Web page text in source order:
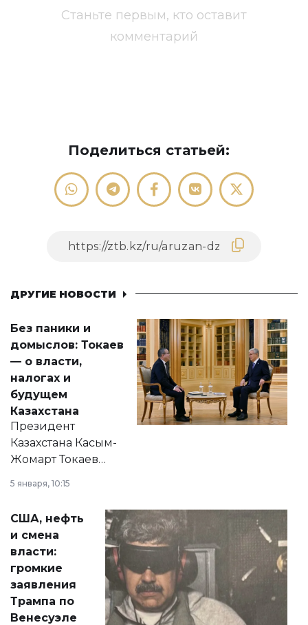
Станьте первым, кто оставит
комментарий
Поделиться статьей:
ДРУГИЕ НОВОСТИ
Без паники и
домыслов: Токаев
— о власти,
налогах и
будущем
Казахстана
Президент
Казахстана Касым-
Жомарт Токаев
сразу несколько
актуальных тем —
от слухов о
политических
реформах до
вопросов армии,
экономики и
личного здоровья.
5 января, 10:15
США, нефть
и смена
власти:
громкие
заявления
Трампа по
Венесуэле